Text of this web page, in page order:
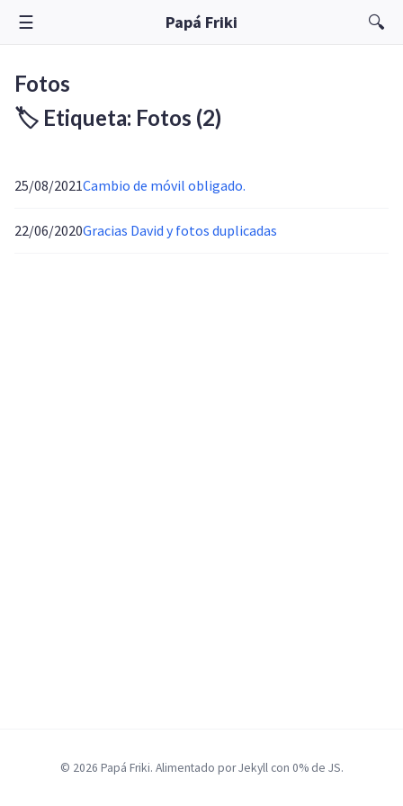
☰ Papá Friki 🔍
Fotos
🏷️ Etiqueta: Fotos (2)
25/08/2021Cambio de móvil obligado.
22/06/2020Gracias David y fotos duplicadas
© 2026 Papá Friki. Alimentado por Jekyll con 0% de JS.